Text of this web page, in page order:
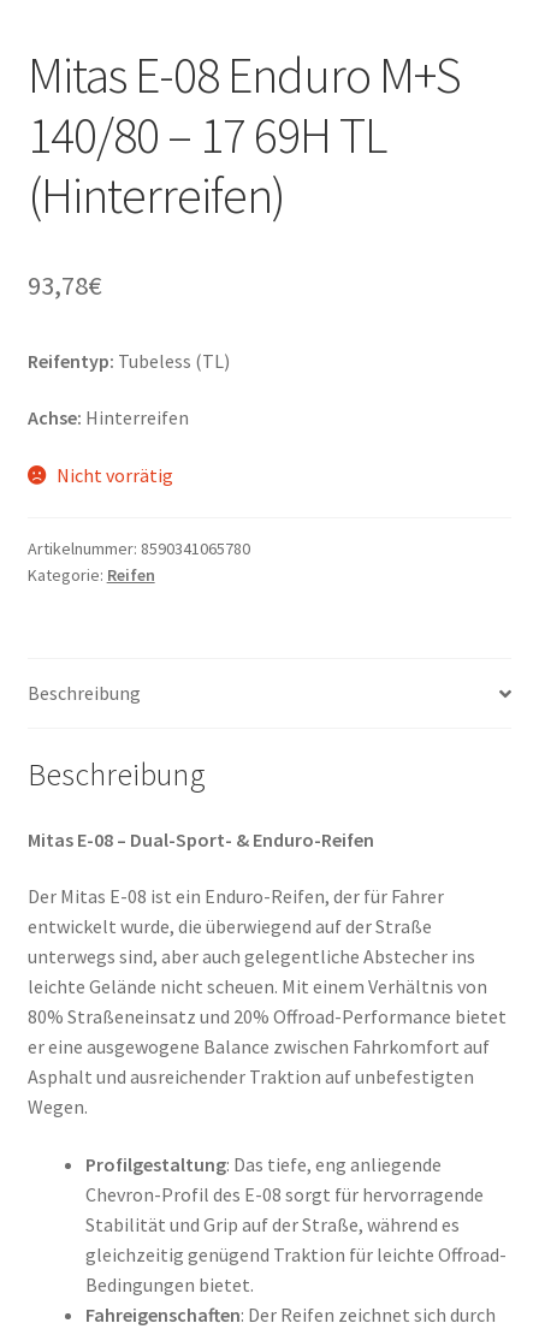
Mitas E-08 Enduro M+S
140/80 – 17 69H TL
(Hinterreifen)
93,78€
Reifentyp: Tubeless (TL)
Achse: Hinterreifen
Nicht vorrätig
Artikelnummer: 8590341065780
Kategorie: Reifen
Beschreibung
Beschreibung
Mitas E-08 – Dual-Sport- & Enduro-Reifen
Der Mitas E-08 ist ein Enduro-Reifen, der für Fahrer
entwickelt wurde, die überwiegend auf der Straße
unterwegs sind, aber auch gelegentliche Abstecher ins
leichte Gelände nicht scheuen. Mit einem Verhältnis von
80% Straßeneinsatz und 20% Offroad-Performance bietet
er eine ausgewogene Balance zwischen Fahrkomfort auf
Asphalt und ausreichender Traktion auf unbefestigten
Wegen.
Profilgestaltung: Das tiefe, eng anliegende
Chevron-Profil des E-08 sorgt für hervorragende
Stabilität und Grip auf der Straße, während es
gleichzeitig genügend Traktion für leichte Offroad-
Bedingungen bietet.
Fahreigenschaften: Der Reifen zeichnet sich durch